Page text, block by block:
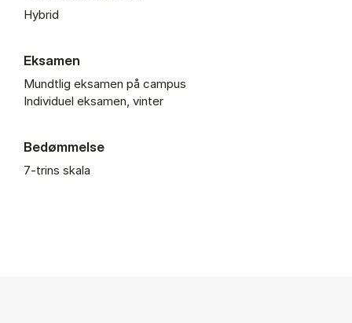
Hybrid
Eksamen
Mundtlig eksamen på campus
Individuel eksamen, vinter
Bedømmelse
7-trins skala